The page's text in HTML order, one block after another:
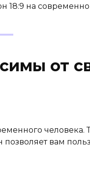
18:9 на
от
человека.
вам